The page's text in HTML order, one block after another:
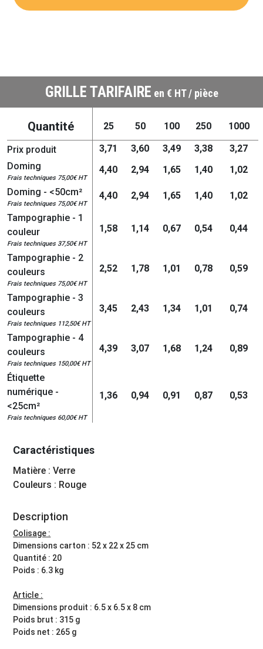
GRILLE TARIFAIRE en € HT / pièce
Quantité 25 50 100 250 1000
Prix produit 3,71 3,60 3,49 3,38
3,27
Doming
Frais techniques 75,00€ HT
4,40 2,94 1,65 1,40
1,02
Doming - <50cm²
Frais techniques 75,00€ HT
4,40 2,94 1,65 1,40
1,02
Tampographie - 1
couleur
Frais techniques 37,50€ HT
1,58 1,14 0,67 0,54 0,44
Tampographie - 2
couleurs
Frais techniques 75,00€ HT
2,52 1,78 1,01 0,78 0,59
Tampographie - 3
couleurs
Frais techniques 112,50€ HT
3,45 2,43 1,34 1,01 0,74
Tampographie - 4
couleurs
Frais techniques 150,00€ HT
4,39 3,07 1,68 1,24 0,89
Étiquette
numérique -
<25cm²
Frais techniques 60,00€ HT
1,36 0,94 0,91 0,87 0,53
Caractéristiques
Matière : Verre
Couleurs : Rouge
Description
Colisage :
Dimensions carton : 52 x 22 x 25 cm
Quantité : 20
Poids : 6.3 kg
Article :
Dimensions produit : 6.5 x 6.5 x 8 cm
Poids brut : 315 g
Poids net : 265 g